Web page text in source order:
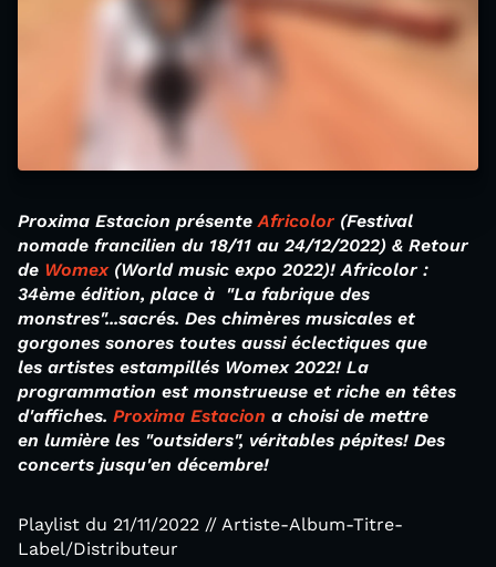
Proxima Estacion présenteAfricolor (Festival
nomade francilien du 18/11 au 24/12/2022) & Retour
de Womex(World music expo 2022)! Africolor :
34ème édition, place à "La fabrique des
monstres"...sacrés. Des chimères musicales et
gorgones sonores toutes aussi éclectiques que
les artistes estampillés Womex 2022! La
programmation est monstrueuse et riche en têtes
d'affiches. Proxima Estacion a choisi de mettre
en lumière les "outsiders", véritables pépites! Des
concerts jusqu'en décembre!
Playlist du 21/11/2022 // Artiste-Album-Titre-
Label/Distributeur